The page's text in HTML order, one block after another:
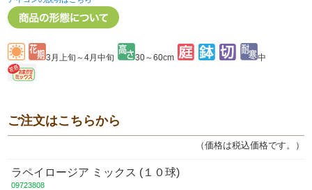
3月上旬～4月中旬 30～60cm 中
ご注文はこちらから
（価格は税込価格です。）
ラペイロージア ミックス (１０球)
09723808